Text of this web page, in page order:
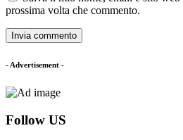
prossima volta che commento.
- Advertisement -
Follow US